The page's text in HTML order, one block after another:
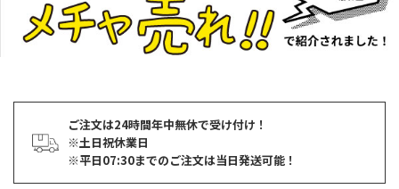
ご注文は24時間年中無休で受け付け！
※土日祝休業日
※平日07:30までのご注文は当日発送可能！